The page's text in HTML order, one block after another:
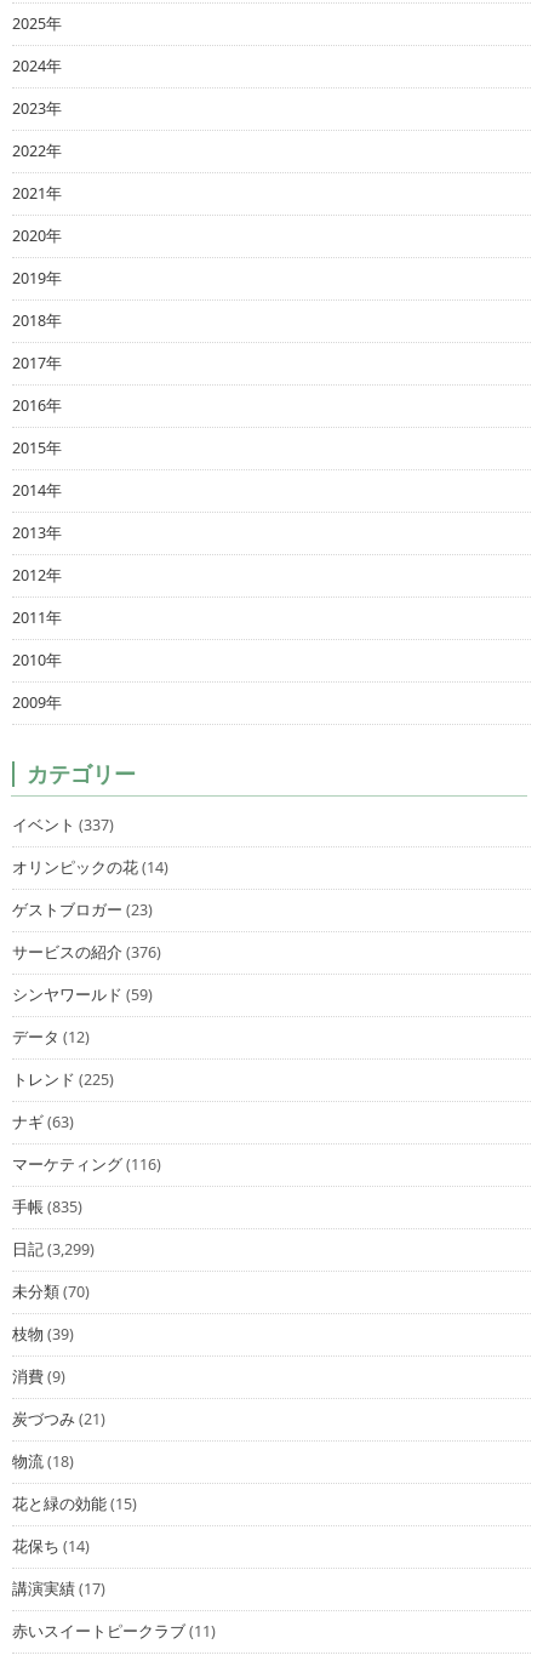
2025年
2024年
2023年
2022年
2021年
2020年
2019年
2018年
2017年
2016年
2015年
2014年
2013年
2012年
2011年
2010年
2009年
カテゴリー
イベント (337)
オリンピックの花(14)
ゲストブロガー (23)
サービスの紹介(376)
シンヤワールド (59)
データ (12)
トレンド (225)
ナギ(63)
マーケティング(116)
手帳(835)
日記(3,299)
未分類(70)
枝物 (39)
消費(9)
炭づつみ(21)
物流(18)
花と緑の効能(15)
花保ち (14)
講演実績(17)
赤いスイートピークラブ(11)